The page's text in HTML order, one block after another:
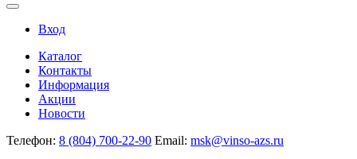
Вход
Каталог
Контакты
Информация
Акции
Новости
Телефон: 8 (804) 700-22-90 Email: msk@vinso-azs.ru